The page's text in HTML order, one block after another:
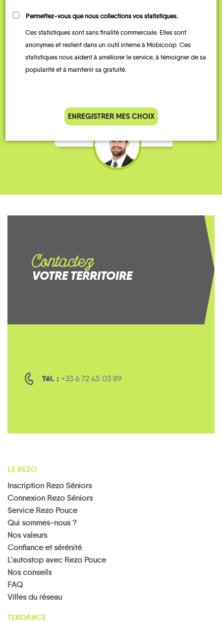
Je vais bosser en train, mais le
parking de la gare est toujours
complet alors j’ai testé Rezo
Stéphane 36 ans
Contactez
VOTRE TERRITOIRE
Tél. : +33 6 72 45 03 89
LE REZO
Inscription Rezo Séniors
Connexion Rezo Séniors
Service Rezo Pouce
Qui sommes-nous ?
Nos valeurs
Confiance et sérénité
L'autostop avec Rezo Pouce
Nos conseils
FAQ
Villes du réseau
TENDANCE
Permettez-vous que nous collections vos statistiques.
Ces statistiques sont sans finalité commerciale. Elles sont
anonymes et restent dans un outil interne à Mobicoop. Ces
statistiques nous aident à améliorer le service, à témoigner de sa
popularité et à maintenir sa gratuité.
ENREGISTRER MES CHOIX